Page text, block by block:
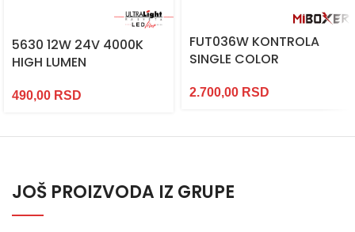
5630 12W 24V 4000K
HIGH LUMEN
490,00 RSD
FUT036W KONTROLA
SINGLE COLOR
2.700,00 RSD
JOŠ PROIZVODA IZ GRUPE